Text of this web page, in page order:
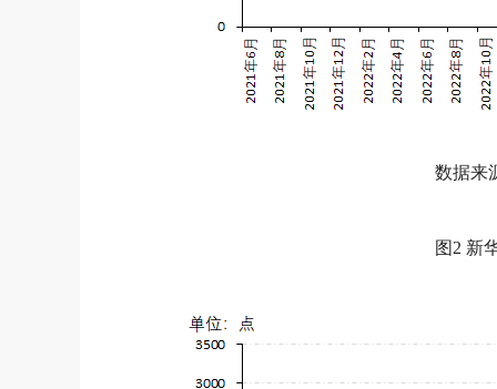
数据来
图2 新